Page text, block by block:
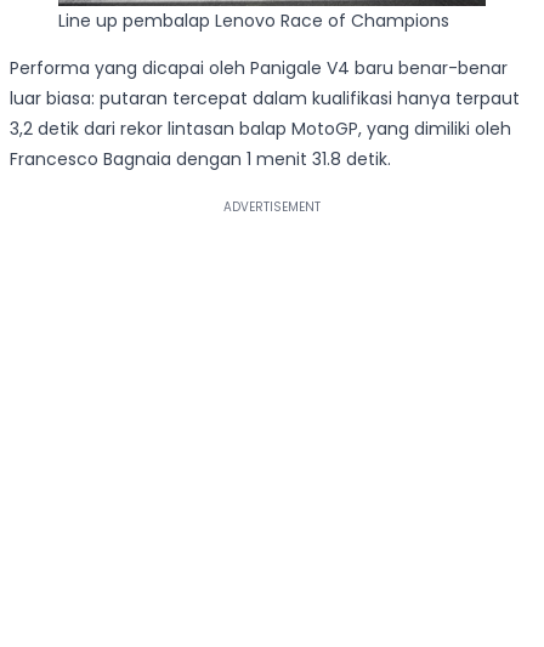
Line up pembalap Lenovo Race of Champions
Performa yang dicapai oleh Panigale V4 baru benar-benar
luar biasa: putaran tercepat dalam kualifikasi hanya terpaut
3,2 detik dari rekor lintasan balap MotoGP, yang dimiliki oleh
Francesco Bagnaia dengan 1 menit 31.8 detik.